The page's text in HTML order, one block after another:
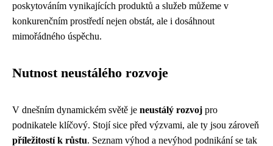
poskytováním vynikajících produktů a služeb můžeme v
konkurenčním prostředí nejen obstát, ale i dosáhnout
mimořádného úspěchu.
Nutnost neustálého rozvoje
V dnešním dynamickém světě je neustálý rozvoj pro
podnikatele klíčový. Stojí sice před výzvami, ale ty jsou zároveň
příležitostí k růstu. Seznam výhod a nevýhod podnikání se tak